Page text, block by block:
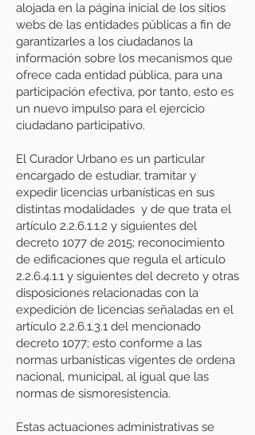
alojada en la página inicial de los sitios
webs de las entidades públicas a fin de
garantizarles a los ciudadanos la
información sobre los mecanismos que
ofrece cada entidad pública, para una
participación efectiva, por tanto, esto es
un nuevo impulso para el ejercicio
ciudadano participativo.
El Curador Urbano es un particular
encargado de estudiar, tramitar y
expedir licencias urbanísticas en sus
distintas modalidades y de que trata el
artículo 2.2.6.1.1.2 y siguientes del
decreto 1077 de 2015; reconocimiento
de edificaciones que regula el artículo
2.2.6.4.1.1 y siguientes del decreto y otras
disposiciones relacionadas con la
expedición de licencias señaladas en el
artículo 2.2.6.1.3.1 del mencionado
decreto 1077; esto conforme a las
normas urbanísticas vigentes de ordena
nacional, municipal, al igual que las
normas de sismoresistencia.
Estas actuaciones administrativas se